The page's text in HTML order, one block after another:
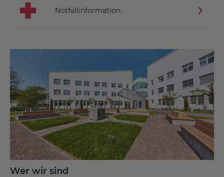
Notfallinformation
Wer wir sind